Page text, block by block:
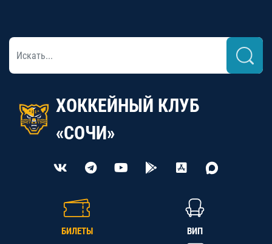
ХОККЕЙНЫЙ КЛУБ
«СОЧИ»
БИЛЕТЫ ВИП